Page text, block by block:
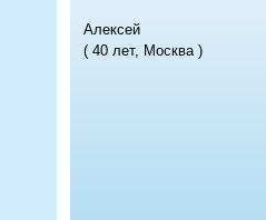
Алексей
( 40 лет, Москва )